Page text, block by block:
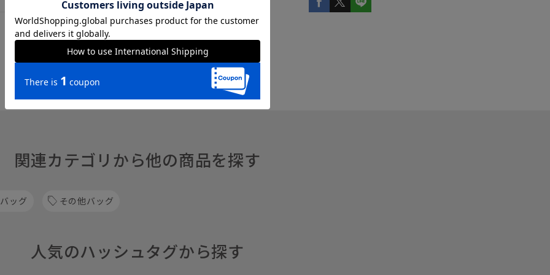
関連カテゴリから他の商品を探す
ッグ その他バッグ
人気のハッシュタグから探す